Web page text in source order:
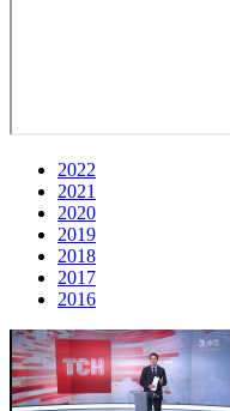
2022
2021
2020
2019
2018
2017
2016